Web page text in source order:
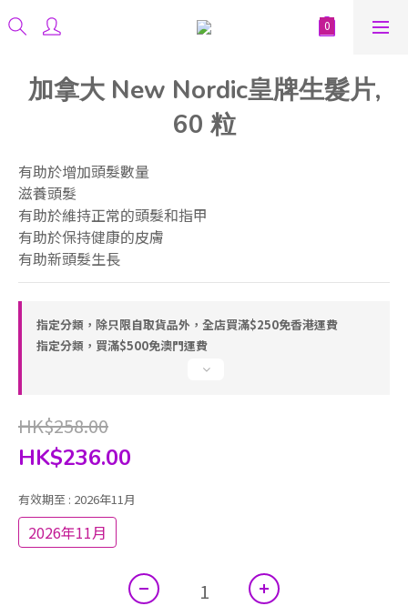
加拿大 New Nordic皇牌生髮片,
60 粒
有助於增加頭髮數量
滋養頭髮
有助於維持正常的頭髮和指甲
有助於保持健康的皮膚
有助新頭髮生長
指定分類，除只限自取貨品外，全店買滿$250免香港運費
指定分類，買滿$500免澳門運費
HK$258.00
HK$236.00
有效期至 : 2026年11月
2026年11月